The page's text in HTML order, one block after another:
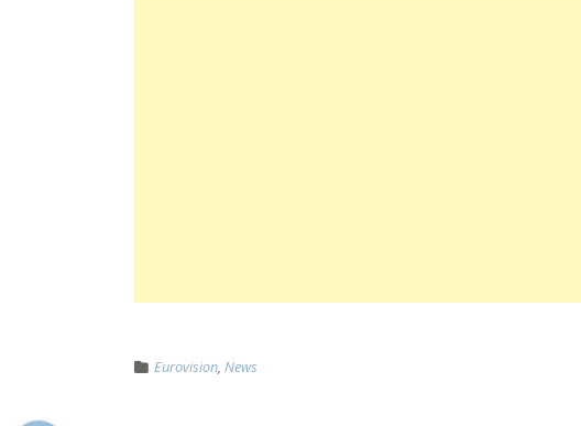
Eurovision News